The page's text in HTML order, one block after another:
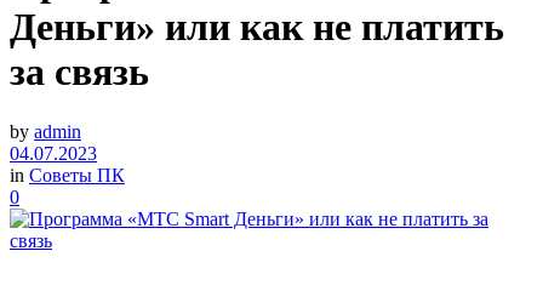
Деньги» или как не платить
за связь
by admin
04.07.2023
in Советы ПК
0